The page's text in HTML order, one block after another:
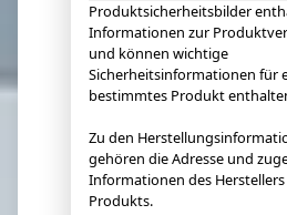
Produktsicherheitsbilder
Informationen zur
und können wichtige
Sicherheitsinformationen für
bestimmtes Produkt
Zu den
gehören die Adresse und
Informationen des Herstellers
Produkts.